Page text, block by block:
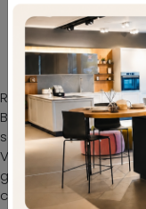
Scopri la
moderno e
opaco,
Ricca offerta di
Bagno moderno con
soluzioni sempre
Vieni a trovarci per
grande qualità del
completa